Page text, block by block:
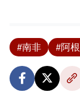
#南非 #阿